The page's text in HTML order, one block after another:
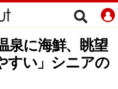
泉に海鮮、眺望
すい」シニアの